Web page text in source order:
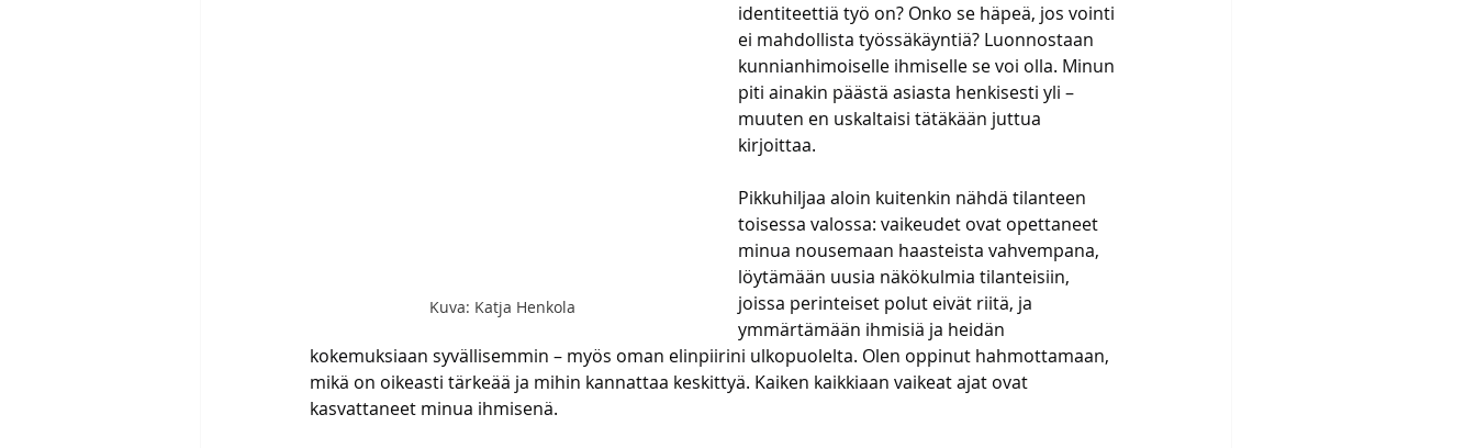
Kuva: Katja Henkola
identiteettiä työ on? Onko se häpeä, jos vointi
ei mahdollista työssäkäyntiä? Luonnostaan
kunnianhimoiselle ihmiselle se voi olla. Minun
piti ainakin päästä asiasta henkisesti yli –
muuten en uskaltaisi tätäkään juttua
kirjoittaa.
Pikkuhiljaa aloin kuitenkin nähdä tilanteen
toisessa valossa: vaikeudet ovat opettaneet
minua nousemaan haasteista vahvempana,
löytämään uusia näkökulmia tilanteisiin,
joissa perinteiset polut eivät riitä, ja
ymmärtämään ihmisiä ja heidän
kokemuksiaan syvällisemmin – myös oman elinpiirini ulkopuolelta. Olen oppinut hahmottamaan,
mikä on oikeasti tärkeää ja mihin kannattaa keskittyä. Kaiken kaikkiaan vaikeat ajat ovat
kasvattaneet minua ihmisenä.